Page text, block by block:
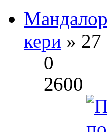
кери » 27
0
2600